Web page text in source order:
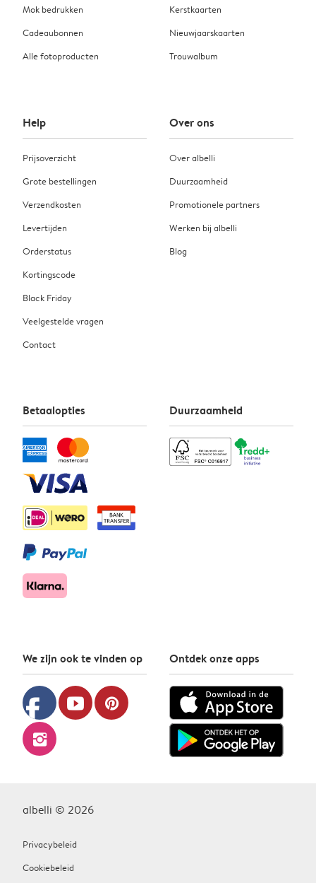
Mok bedrukken
Cadeaubonnen
Alle fotoproducten
Kerstkaarten
Nieuwjaarskaarten
Trouwalbum
Help
Prijsoverzicht
Grote bestellingen
Verzendkosten
Levertijden
Orderstatus
Kortingscode
Black Friday
Veelgestelde vragen
Contact
Over ons
Over albelli
Duurzaamheid
Promotionele partners
Werken bij albelli
Blog
Betaalopties Duurzaamheid
We zijn ook te vinden op
facebook youtube pinterest
instagram
Ontdek onze apps
albelli © 2026
Privacybeleid
Cookiebeleid